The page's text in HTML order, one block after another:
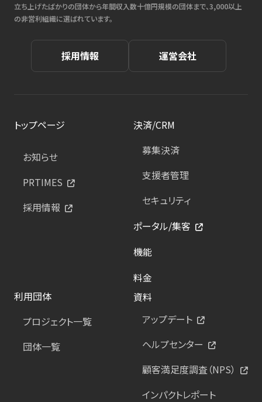
立ち上げたばかりの団体から年間収入数十億円規模の団体まで、3,000以上
の非営利組織に選ばれています。
採用情報 運営会社
トップページ
お知らせ
PRTIMES
採用情報
決済/CRM
募集決済
支援者管理
セキュリティ
ポータル/集客
機能
料金
利用団体
プロジェクト一覧
団体一覧
資料
アップデート
ヘルプセンター
顧客満足度調査（NPS）
インパクトレポート